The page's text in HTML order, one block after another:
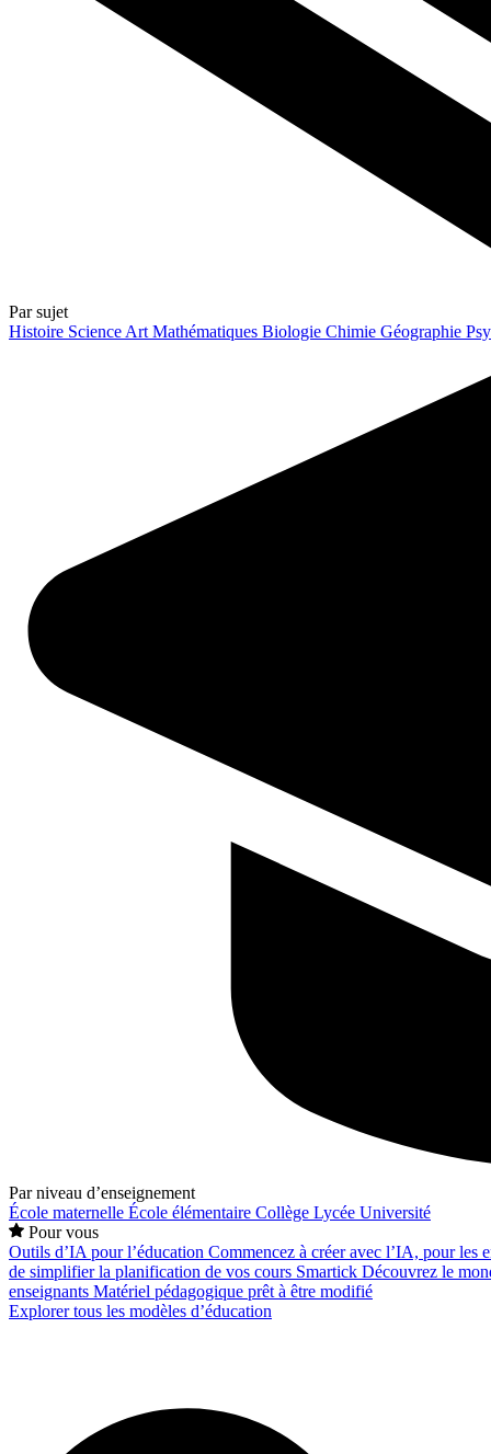
Par sujet
Histoire Science Art Mathématiques Biologie Chimie Géographie
Par niveau d’enseignement
École maternelle École élémentaire Collège Lycée Université
Pour vous
Outils d’IA pour l’éducation Commencez à créer avec l’IA, pour les
de simplifier la planification de vos cours Smartick Découvrez le
enseignants Matériel pédagogique prêt à être modifié
Explorer tous les modèles d’éducation